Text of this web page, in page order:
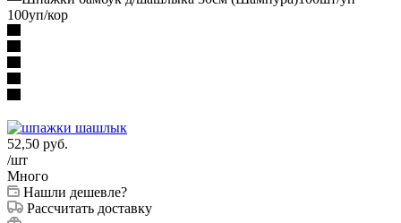
100уп/кор
52,50 руб.
/шт
Много
Нашли дешевле?
Рассчитать доставку